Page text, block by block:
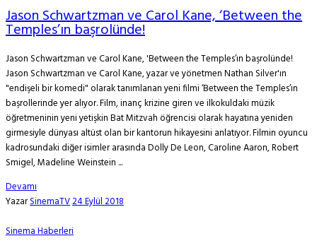
Jason Schwartzman ve Carol Kane, ‘Between the
Temples’ın başrolünde!
Jason Schwartzman ve Carol Kane, 'Between the Temples’ın başrolünde!
Jason Schwartzman ve Carol Kane, yazar ve yönetmen Nathan Silver'ın
"endişeli bir komedi" olarak tanımlanan yeni filmi ‘Between the Temples’ın
başrollerinde yer alıyor. Film, inanç krizine giren ve ilkokuldaki müzik
öğretmeninin yeni yetişkin Bat Mitzvah öğrencisi olarak hayatına yeniden
girmesiyle dünyası altüst olan bir kantorun hikayesini anlatıyor. Filmin oyuncu
kadrosundaki diğer isimler arasında Dolly De Leon, Caroline Aaron, Robert
Smigel, Madeline Weinstein ...
Devamı
YazarSinemaTV24 Eylül 2018
Sinema Haberleri